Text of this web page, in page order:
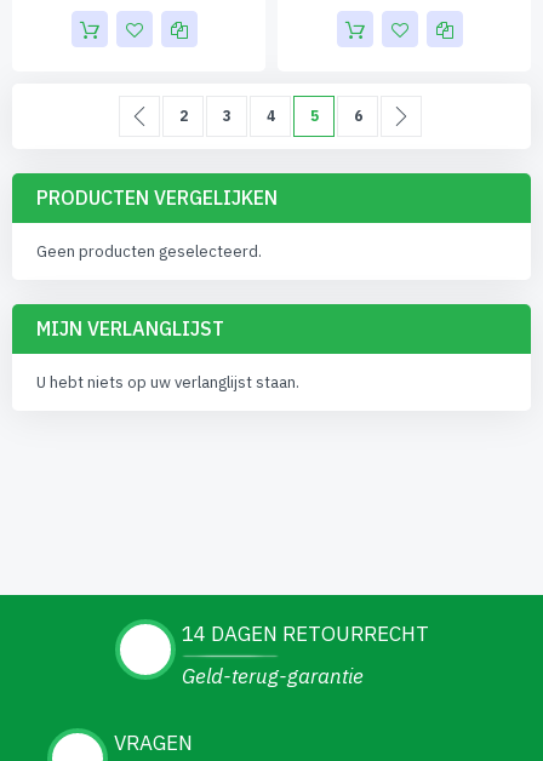
Pagina Pagina
VorigePagina
2 Pagina
3 Pagina
4 U lees momenteel pagina
5 Pagina
6
PRODUCTEN VERGELIJKEN
Geen producten geselecteerd.
MIJN VERLANGLIJST
U hebt niets op uw verlanglijst staan.
14 DAGEN RETOURRECHT
Geld-terug-garantie
VRAGEN